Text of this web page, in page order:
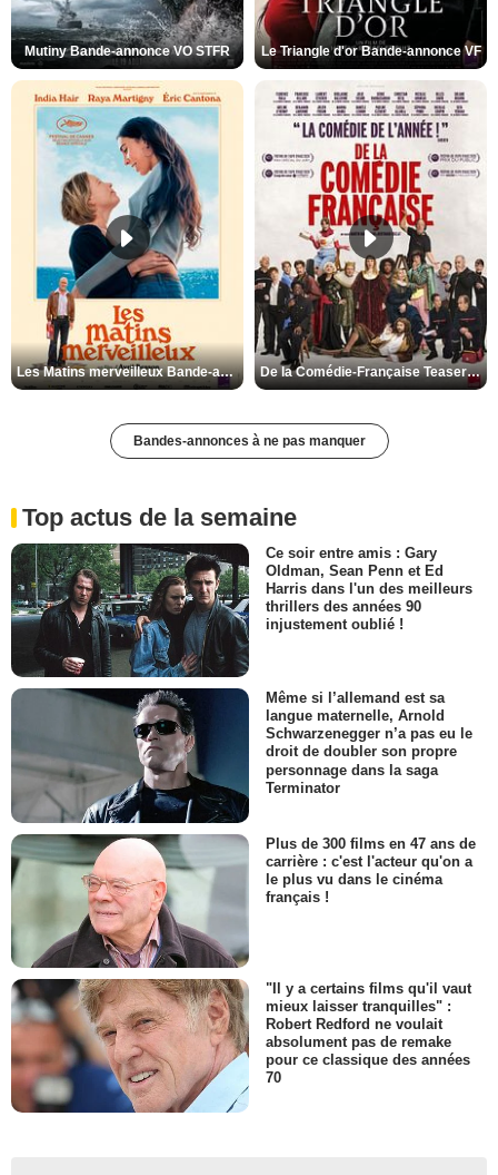
Mutiny Bande-annonce VO STFR Le Triangle d'or Bande-annonce VF
Les Matins merveilleux Bande-annonce VF De la Comédie-Française Teaser VF
Bandes-annonces à ne pas manquer
Top actus de la semaine
Ce soir entre amis : Gary
Oldman, Sean Penn et Ed
Harris dans l'un des meilleurs
thrillers des années 90
injustement oublié !
Même si l’allemand est sa
langue maternelle, Arnold
Schwarzenegger n’a pas eu le
droit de doubler son propre
personnage dans la saga
Terminator
Plus de 300 films en 47 ans de
carrière : c'est l'acteur qu'on a
le plus vu dans le cinéma
français !
"Il y a certains films qu'il vaut
mieux laisser tranquilles" :
Robert Redford ne voulait
absolument pas de remake
pour ce classique des années
70